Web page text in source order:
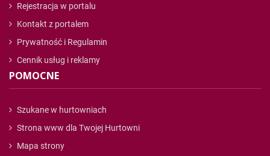
Rejestracja w portalu
Kontakt z portalem
Prywatność i Regulamin
Cennik usług i reklamy
POMOCNE
Szukane w hurtowniach
Strona www dla Twojej Hurtowni
Mapa strony